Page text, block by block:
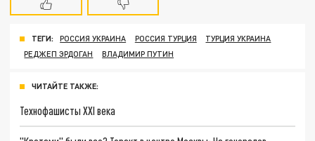
ТЕГИ: РОССИЯ УКРАИНА РОССИЯ ТУРЦИЯ
ТУРЦИЯ УКРАИНА
РЕДЖЕП ЭРДОГАН
ВЛАДИМИР ПУТИН
ЧИТАЙТЕ ТАКЖЕ:
Технофашисты XXI века